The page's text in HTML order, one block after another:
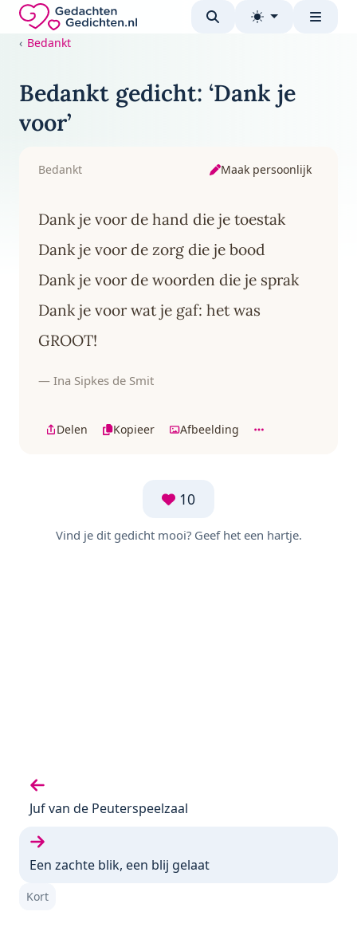
Direct naar de inhoud
Gedachten-Gedichten.nl — naar de homepage
Bedankt
Bedankt gedicht: ‘Dank je
voor’
Bedankt Maak persoonlijk
Dank je voor de hand die je toestak
Dank je voor de zorg die je bood
Dank je voor de woorden die je sprak
Dank je voor wat je gaf: het was
GROOT!
— Ina Sipkes de Smit
Delen Kopieer Afbeelding
10
Vind je dit gedicht mooi? Geef het een hartje.
Vorige gedicht:
Juf van de Peuterspeelzaal
Volgende gedicht:
Een zachte blik, een blij gelaat
Kort